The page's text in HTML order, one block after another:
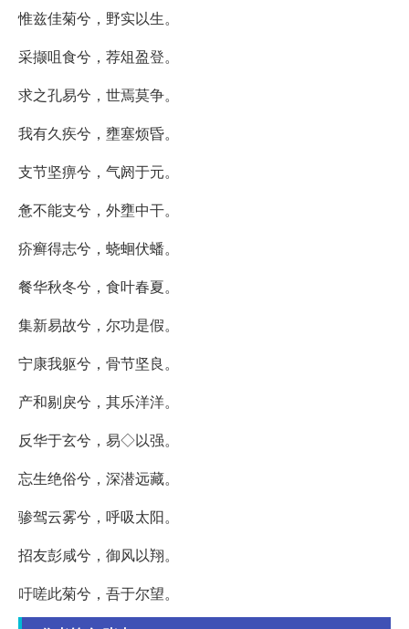
惟兹佳菊兮，野实以生。
采撷咀食兮，荐俎盈登。
求之孔易兮，世焉莫争。
我有久疾兮，壅塞烦昏。
支节坚痹兮，气阏于元。
惫不能支兮，外壅中干。
疥癣得志兮，蛲蛔伏蟠。
餐华秋冬兮，食叶春夏。
集新易故兮，尔功是假。
宁康我躯兮，骨节坚良。
产和剔戾兮，其乐洋洋。
反华于玄兮，易◇以强。
忘生绝俗兮，深潜远藏。
骖驾云雾兮，呼吸太阳。
招友彭咸兮，御风以翔。
吁嗟此菊兮，吾于尔望。